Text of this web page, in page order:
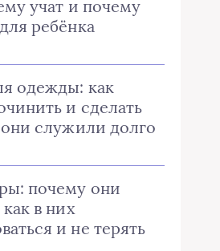
учат и почему
ребёнка
одежды: как
и сделать
служили долго
почему они
в них
и не терять